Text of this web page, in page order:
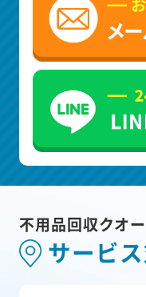
不用品回収クオ
サービ